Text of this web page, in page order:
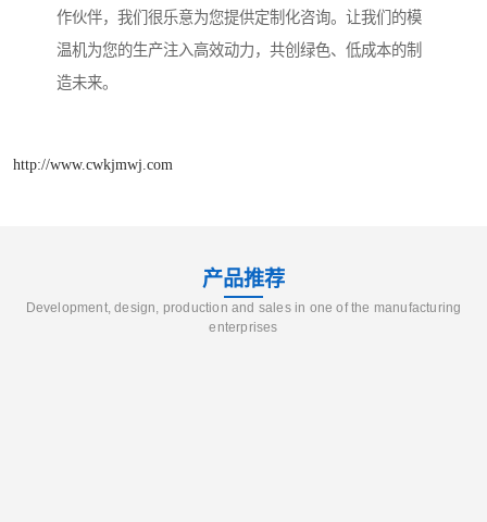
作伙伴，我们很乐意为您提供定制化咨询。让我们的模
温机为您的生产注入高效动力，共创绿色、低成本的制
造未来。
http://www.cwkjmwj.com
产品推荐
Development, design, production and sales in one of the manufacturing
enterprises